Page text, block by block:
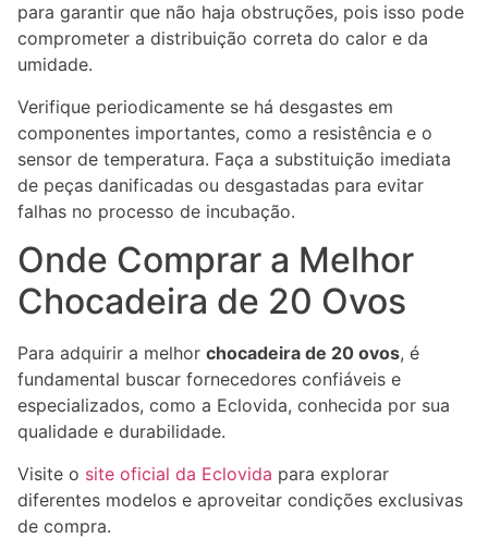
para garantir que não haja obstruções, pois isso pode
comprometer a distribuição correta do calor e da
umidade.
Verifique periodicamente se há desgastes em
componentes importantes, como a resistência e o
sensor de temperatura. Faça a substituição imediata
de peças danificadas ou desgastadas para evitar
falhas no processo de incubação.
Onde Comprar a Melhor
Chocadeira de 20 Ovos
Para adquirir a melhor chocadeira de 20 ovos, é
fundamental buscar fornecedores confiáveis e
especializados, como a Eclovida, conhecida por sua
qualidade e durabilidade.
Visite o site oficial da Eclovida para explorar
diferentes modelos e aproveitar condições exclusivas
de compra.